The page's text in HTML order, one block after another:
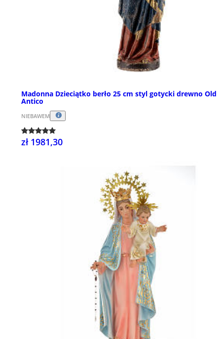
Madonna Dzieciątko berło 25 cm styl gotycki drewno Old
Antico
NIEBAWEM
zł 1981,30